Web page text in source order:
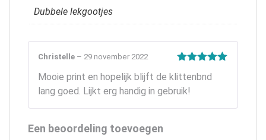
Dubbele lekgootjes
5uit 5
Christelle – 29 november 2022
Mooie print en hopelijk blijft de klittenbnd
lang goed. Lijkt erg handig in gebruik!
Een beoordeling toevoegen